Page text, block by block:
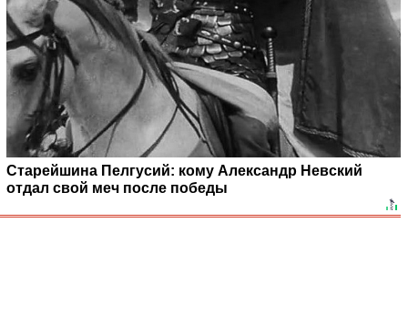
Старейшина Пелгусий: кому Александр Невский
отдал свой меч после победы